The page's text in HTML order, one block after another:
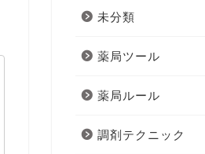
未分類
薬局ツール
薬局ルール
調剤テクニック